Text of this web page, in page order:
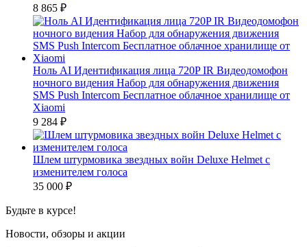
8 865 ₽
Ноль AI Идентификация лица 720P IR Видеодомофон
ночного видения Набор для обнаружения движения
SMS Push Intercom Бесплатное облачное хранилище от
Xiaomi
9 284 ₽
Шлем штурмовика звездных войн Deluxe Helmet с
изменителем голоса
35 000 ₽
Будьте в курсе!
Новости, обзоры и акции